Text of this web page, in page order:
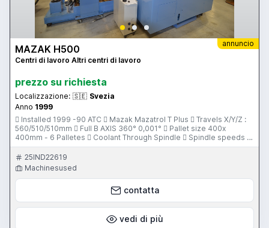
annuncio
MAZAK H500
Centri di lavoro Altri centri di lavoro
prezzo su richiesta
Localizzazione: 🇸🇪 Svezia
Anno 1999
 Installed 1999 -90 ATC  Mazak Mazatrol T Plus  Travels X/Y/Z :
560/510/510mm  Full B AXIS 360° 0,001°  Pallet size 400x
400mm - 6 Palletes  Coolant Through Spindle  Spindle speeds to
10000 RPM
25IND22619
Machinesused
contatta
vedi di più